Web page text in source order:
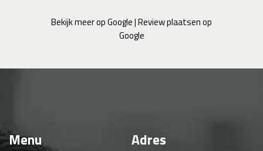
Bekijk meer op Google|Review plaatsen op
Google
Menu Adres